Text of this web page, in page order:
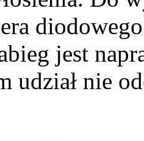
jest
udział nie